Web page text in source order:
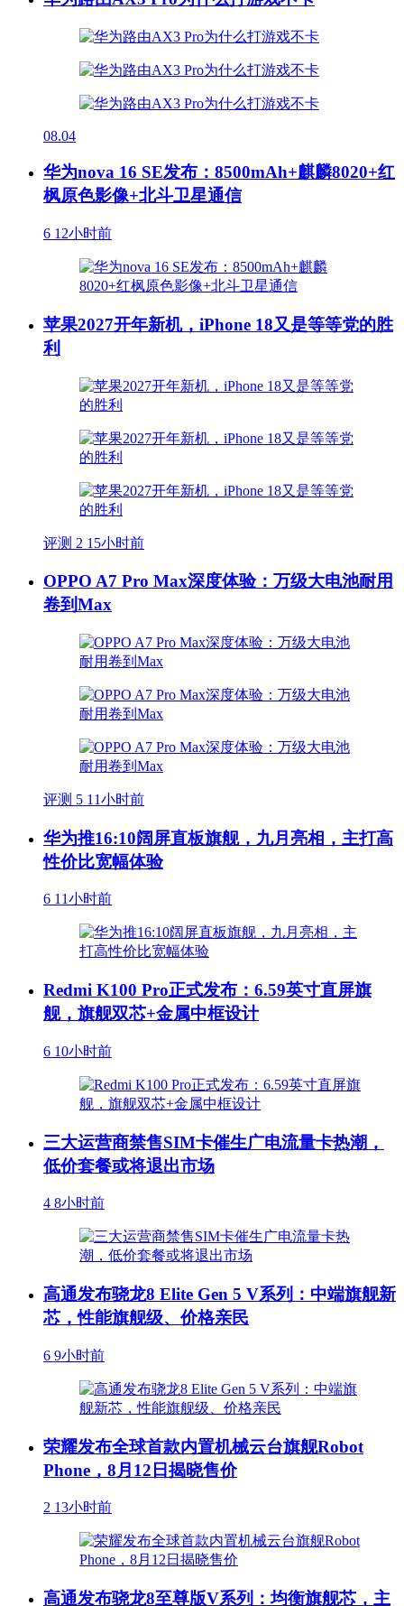
08.04
华为nova 16 SE发布：8500mAh+麒麟8020+红
枫原色影像+北斗卫星通信
6 12小时前
苹果2027开年新机，iPhone 18又是等等党的胜
利
评测 2 15小时前
OPPO A7 Pro Max深度体验：万级大电池耐用
卷到Max
评测 5 11小时前
华为推16:10阔屏直板旗舰，九月亮相，主打高
性价比宽幅体验
6 11小时前
Redmi K100 Pro正式发布：6.59英寸直屏旗
舰，旗舰双芯+金属中框设计
6 10小时前
三大运营商禁售SIM卡催生广电流量卡热潮，
低价套餐或将退出市场
4 8小时前
高通发布骁龙8 Elite Gen 5 V系列：中端旗舰新
芯，性能旗舰级、价格亲民
6 9小时前
荣耀发布全球首款内置机械云台旗舰Robot
Phone，8月12日揭晓售价
2 13小时前
高通发布骁龙8至尊版V系列：均衡旗舰芯，主